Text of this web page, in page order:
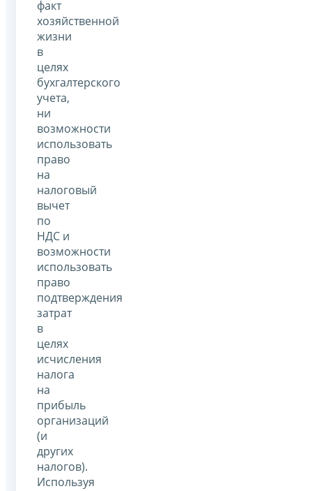
факт
хозяйственной
жизни
в
целях
бухгалтерского
учета,
ни
возможности
использовать
право
на
налоговый
вычет
по
НДС и
возможности
использовать
право
подтверждения
затрат
в
целях
исчисления
налога
на
прибыль
организаций
(и
других
налогов).
Используя